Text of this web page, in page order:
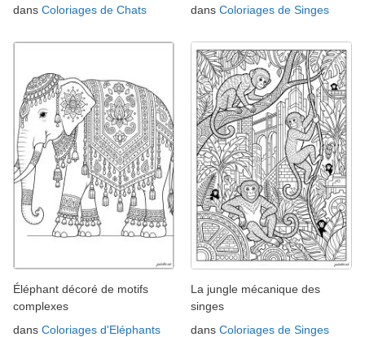
dans Coloriages de Chats
dans Coloriages de Singes
Éléphant décoré de motifs
complexes
dans Coloriages d'Eléphants
La jungle mécanique des
singes
dans Coloriages de Singes